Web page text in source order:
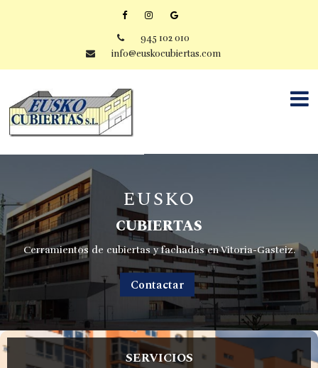
945 102 010
info@euskocubiertas.com
EUSKO
CUBIERTAS
Cerramientos de cubiertas y fachadas en Vitoria-Gasteiz.
Contactar
SERVICIOS